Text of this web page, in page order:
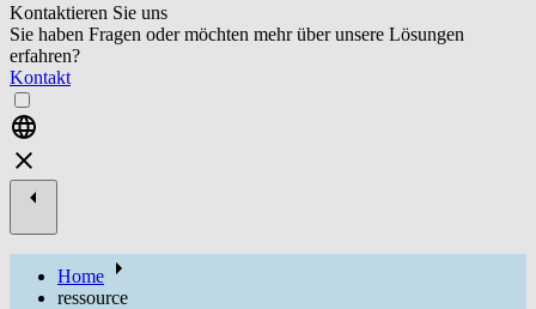
Kontaktieren Sie uns
Sie haben Fragen oder möchten mehr über unsere Lösungen
erfahren?
Kontakt
Home
ressource